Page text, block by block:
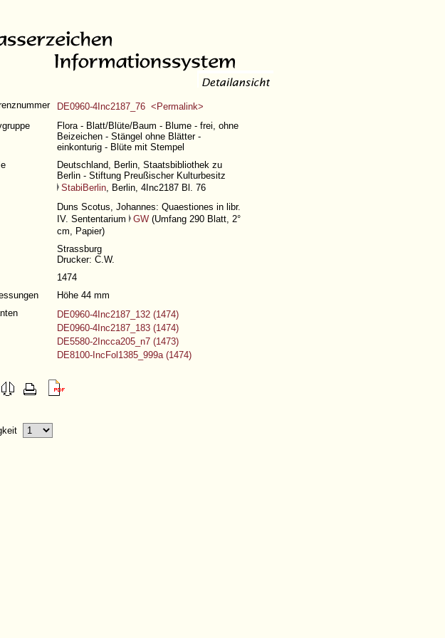
DE0960-4Inc2187_76 <Permalink>
Flora - Blatt/Blüte/Baum - Blume - frei, ohne
Beizeichen - Stängel ohne Blätter -
einkonturig - Blüte mit Stempel
Deutschland, Berlin, Staatsbibliothek zu
Berlin - Stiftung Preußischer Kulturbesitz
StabiBerlin, Berlin, 4Inc2187 Bl. 76
Duns Scotus, Johannes: Quaestiones in libr.
IV. Sententarium
GW (Umfang 290 Blatt, 2°
cm, Papier)
Strassburg
Drucker: C.W.
1474
Höhe 44 mm
DE0960-4Inc2187_132 (1474)
DE0960-4Inc2187_183 (1474)
DE5580-2Incca205_n7 (1473)
DE8100-IncFol1385_999a (1474)